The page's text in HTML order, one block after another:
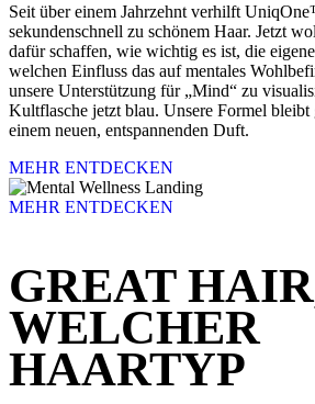
Seit über einem Jahrzehnt verhilft
sekundenschnell zu schönem Haar. Jetzt
dafür schaffen, wie wichtig es ist, die
welchen Einfluss das auf mentales
unsere Unterstützung für „Mind“ zu
Kultflasche jetzt blau. Unsere Formel bleibt
einem neuen, entspannenden Duft.
MEHR ENTDECKEN
MEHR ENTDECKEN
GREAT
WELCHER
HAARTYP